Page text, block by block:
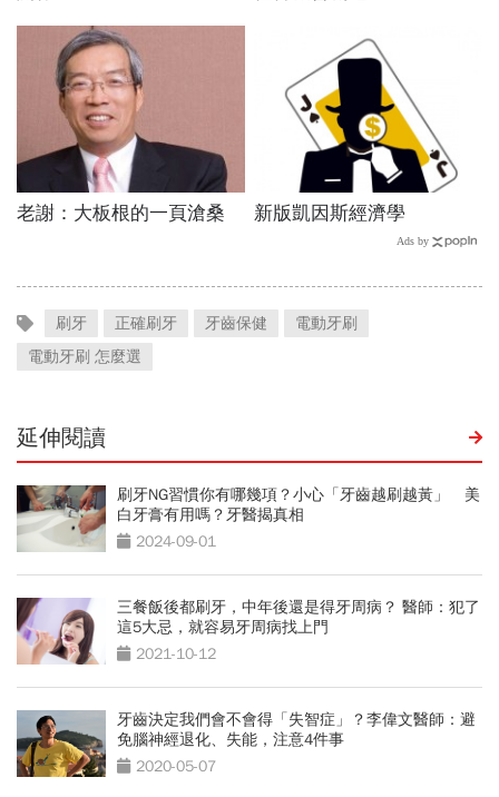
刷牙 正確刷牙 牙齒保健
電動牙刷
電動牙刷 怎麼選
延伸閱讀
刷牙NG習慣你有哪幾項？小心「牙齒越刷越黃」 美
白牙膏有用嗎？牙醫揭真相
2024-09-01
三餐飯後都刷牙，中年後還是得牙周病？ 醫師：犯了
這5大忌，就容易牙周病找上門
2021-10-12
牙齒決定我們會不會得「失智症」？李偉文醫師：避
免腦神經退化、失能，注意4件事
2020-05-07